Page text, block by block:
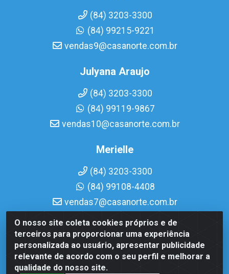
O nosso site coleta cookies próprios e de
terceiros para proporcionar uma experiência
personalizada ao usuário, apresentar publicidade
relevante de acordo com o seu perfil e melhorar a
qualidade do nosso site.
(84) 3203-3300
(84) 99215-9221
vendas9@casanorte.com.br
Julyana Araujo
(84) 3203-3300
(84) 99119-9867
vendas10@casanorte.com.br
Merielle
(84) 3203-3300
(84) 99108-4408
vendas7@casanorte.com.br
Casa Norte LTDA - Av. Interventor Mário Câmara, 1815 -
Dix-Sept Rosado, Natal/RN - CEP 59054-600 - CNPJ
08.713.513/0001-51